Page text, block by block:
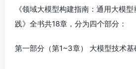
《领域大模型构建指南：通用大模
践》全书共18章，分为四个部分：
第一部分（第1~3章） 大模型技术基